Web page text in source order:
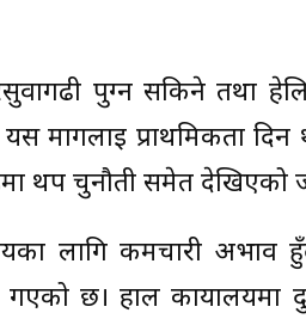
पुग्न सकिने तथा
प्राथमिकता दिन
थप चुनौती समेत देखिएको
लागि कर्मचारी अभाव
छ। हाल कार्यालयमा